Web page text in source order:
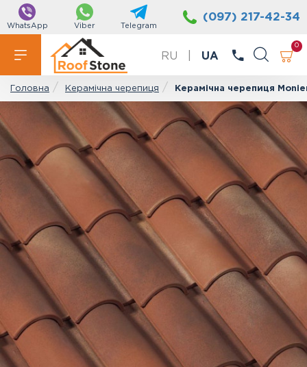
WhatsApp Viber Telegram
(097) 217-42-34
RU UA
0
Головна Керамічна черепиця Керамічна черепиця